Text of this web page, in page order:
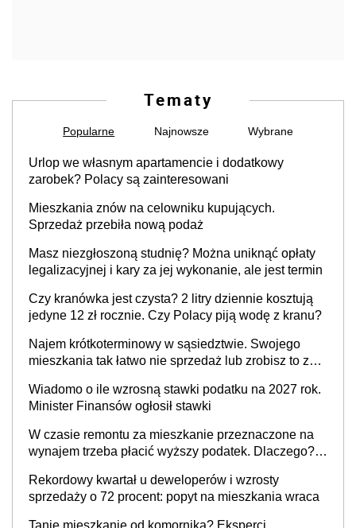
Tematy
Popularne Najnowsze Wybrane
Urlop we własnym apartamencie i dodatkowy
zarobek? Polacy są zainteresowani
Mieszkania znów na celowniku kupujących.
Sprzedaż przebiła nową podaż
Masz niezgłoszoną studnię? Można uniknąć opłaty
legalizacyjnej i kary za jej wykonanie, ale jest termin
Czy kranówka jest czysta? 2 litry dziennie kosztują
jedyne 12 zł rocznie. Czy Polacy piją wodę z kranu?
Najem krótkoterminowy w sąsiedztwie. Swojego
mieszkania tak łatwo nie sprzedaż lub zrobisz to ze
Wiadomo o ile wzrosną stawki podatku na 2027 rok.
Minister Finansów ogłosił stawki
W czasie remontu za mieszkanie przeznaczone na
wynajem trzeba płacić wyższy podatek. Dlaczego?
Rekordowy kwartał u deweloperów i wzrosty
sprzedaży o 72 procent: popyt na mieszkania wraca
Tanie mieszkanie od komornika? Eksperci